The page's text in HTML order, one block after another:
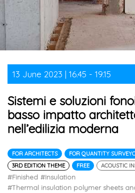
13 June 2023 | 16.45 - 19.15
Sistemi e soluzioni
basso impatto
nell’edilizia moderna
FOR ARCHITECTS FOR QUANTITY
3RD EDITION THEME
FREE ACOUSTIC
#Finished #Insulation
#Thermal insulation polymer sheets